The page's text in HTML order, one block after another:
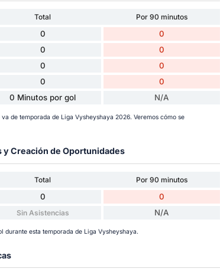
Total
Por 90 minutos
0 0
0 0
0 0
0 0
0 Minutos por gol N/A
de temporada de Liga Vysheyshaya 2026. Veremos cómo se
y Creación de Oportunidades
Total
Por 90 minutos
0 0
Sin Asistencias N/A
durante esta temporada de Liga Vysheyshaya.